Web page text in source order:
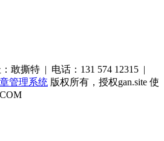
敢撕特 | 电话：131 574 12315 |
管理系统 版权所有，授权gan.site 使